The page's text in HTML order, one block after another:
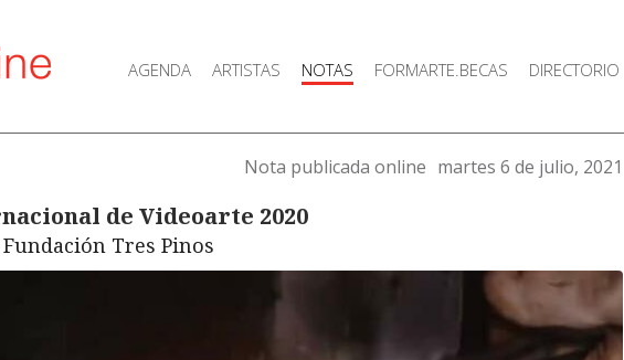
AGENDA ARTISTAS NOTAS FORMARTE.BECAS DIRECTORIO
Nota publicada online martes 6 de julio, 2021
de Videoarte 2020
Fundación Tres Pinos